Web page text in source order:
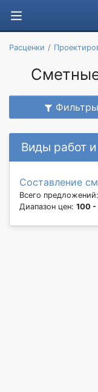
Расценки
Виды работ
Составление
Всего предложений:
Диапазон цен: 100 -